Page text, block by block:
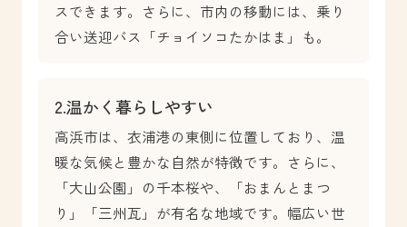
スできます。さらに、市内の移動には、乗り
合い送迎バス「チョイソコたかはま」も。
2.温かく暮らしやすい
高浜市は、衣浦港の東側に位置しており、温
暖な気候と豊かな自然が特徴です。さらに、
「大山公園」の千本桜や、「おまんとまつ
り」「三州瓦」が有名な地域です。幅広い世